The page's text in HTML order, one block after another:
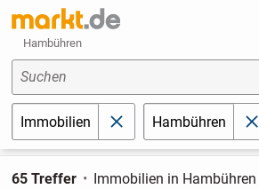
Hambühren
Suchen
Immobilien schließenHambühren
65 Treffer Immobilien in Hambühren